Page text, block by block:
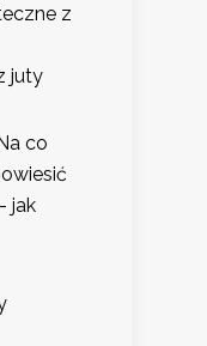
z
juty
co
jak